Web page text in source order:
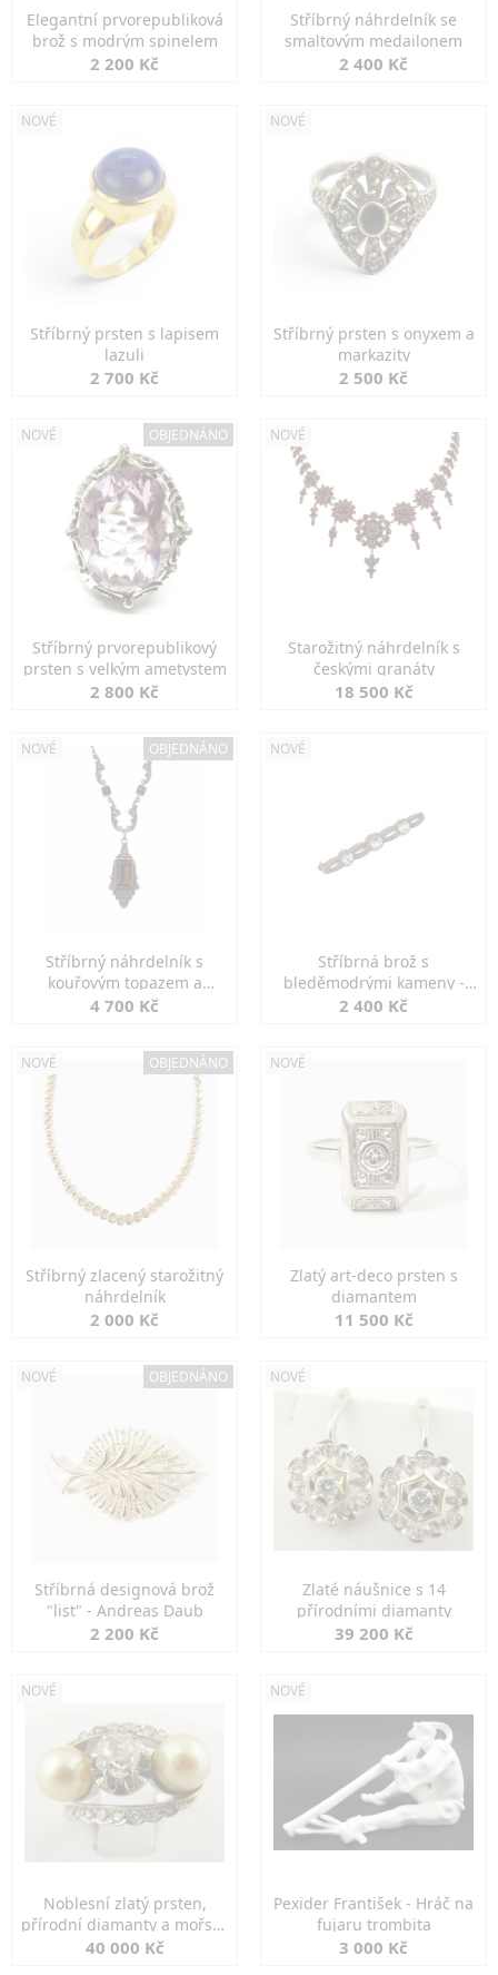
Elegantní prvorepubliková
brož s modrým spinelem
2 200 Kč
Stříbrný náhrdelník se
smaltovým medailonem
2 400 Kč
NOVÉ
Stříbrný prsten s lapisem
lazuli
2 700 Kč
NOVÉ
Stříbrný prsten s onyxem a
markazity
2 500 Kč
NOVÉ OBJEDNÁNO
Stříbrný prvorepublikový
prsten s velkým ametystem
2 800 Kč
NOVÉ
Starožitný náhrdelník s
českými granáty
18 500 Kč
NOVÉ OBJEDNÁNO
Stříbrný náhrdelník s
kouřovým topazem a
markazity
4 700 Kč
NOVÉ
Stříbrná brož s
bleděmodrými kameny -
jemná elegance
2 400 Kč
NOVÉ OBJEDNÁNO
Stříbrný zlacený starožitný
náhrdelník
2 000 Kč
NOVÉ
Zlatý art-deco prsten s
diamantem
11 500 Kč
NOVÉ OBJEDNÁNO
Stříbrná designová brož
"list" - Andreas Daub
2 200 Kč
NOVÉ
Zlaté náušnice s 14
přírodními diamanty
39 200 Kč
NOVÉ
Noblesní zlatý prsten,
přírodní diamanty a mořské
perly
40 000 Kč
NOVÉ
Pexider František - Hráč na
fujaru trombita
3 000 Kč